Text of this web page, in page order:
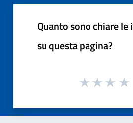
Quanto sono chiare
su questa pagina?